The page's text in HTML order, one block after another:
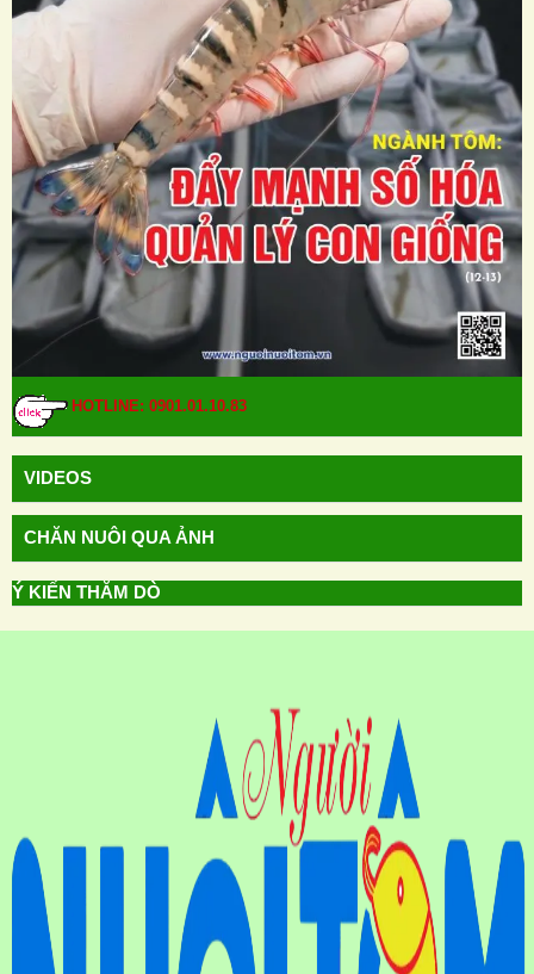
HOTLINE: 0901.01.10.83
VIDEOS
CHĂN NUÔI QUA ẢNH
Ý KIẾN THĂM DÒ